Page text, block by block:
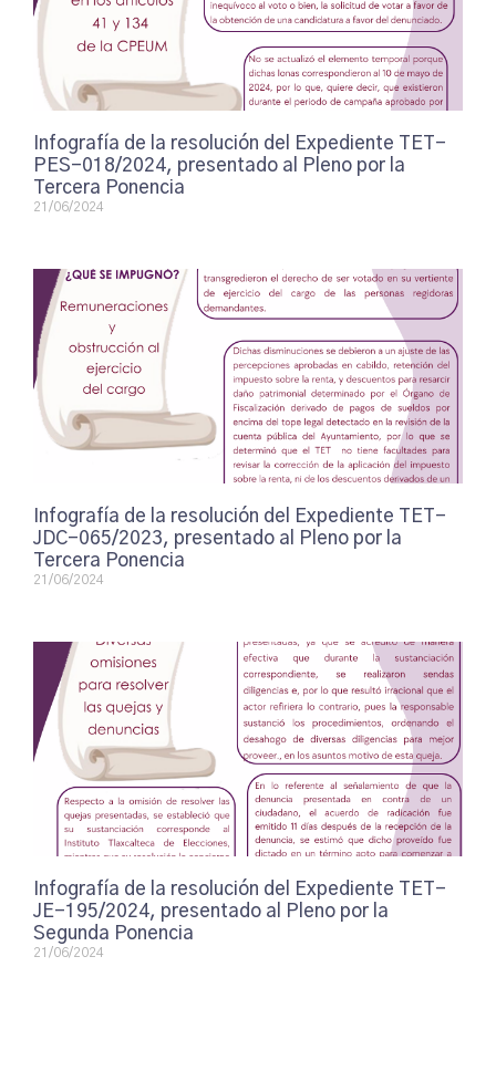
Infografía de la resolución del Expediente TET-
PES-018/2024, presentado al Pleno por la
Tercera Ponencia
21/06/2024
Infografía de la resolución del Expediente TET-
JDC-065/2023, presentado al Pleno por la
Tercera Ponencia
21/06/2024
Infografía de la resolución del Expediente TET-
JE-195/2024, presentado al Pleno por la
Segunda Ponencia
21/06/2024